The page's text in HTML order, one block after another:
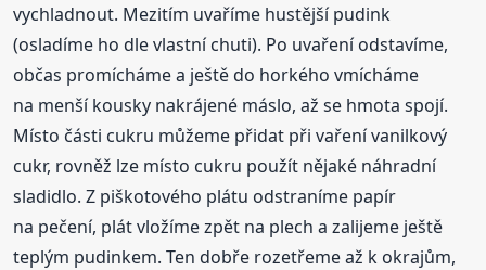
vychladnout. Mezitím uvaříme hustější pudink
(osladíme ho dle vlastní chuti). Po uvaření odstavíme,
občas promícháme a ještě do horkého vmícháme
na menší kousky nakrájené máslo, až se hmota spojí.
Místo části cukru můžeme přidat při vaření vanilkový
cukr, rovněž lze místo cukru použít nějaké náhradní
sladidlo. Z piškotového plátu odstraníme papír
na pečení, plát vložíme zpět na plech a zalijeme ještě
teplým pudinkem. Ten dobře rozetřeme až k okrajům,